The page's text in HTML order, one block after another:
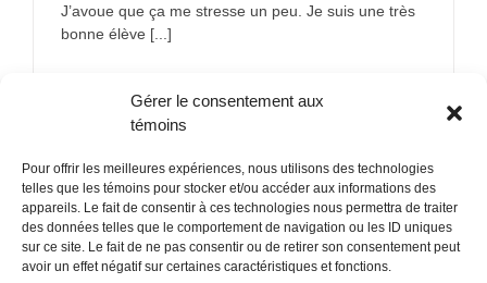
Gérer le consentement aux
témoins
Pour offrir les meilleures expériences, nous utilisons des technologies
telles que les témoins pour stocker et/ou accéder aux informations des
appareils. Le fait de consentir à ces technologies nous permettra de traiter
des données telles que le comportement de navigation ou les ID uniques
sur ce site. Le fait de ne pas consentir ou de retirer son consentement peut
avoir un effet négatif sur certaines caractéristiques et fonctions.
J’avoue que ça me stresse un peu. Je suis une très
bonne élève [...]
passage
POLITIQUE CONFIDENTIALITÉES